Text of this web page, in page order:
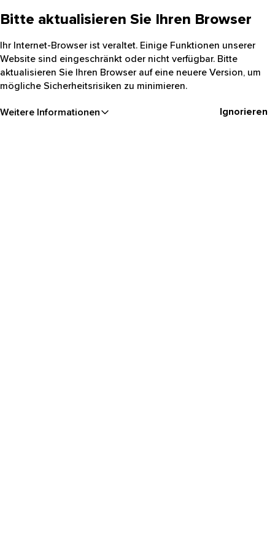
Bitte aktualisieren Sie Ihren Browser
Ihr Internet-Browser ist veraltet. Einige Funktionen unserer
Website sind eingeschränkt oder nicht verfügbar. Bitte
aktualisieren Sie Ihren Browser auf eine neuere Version, um
mögliche Sicherheitsrisiken zu minimieren.
Weitere Informationen Ignorieren